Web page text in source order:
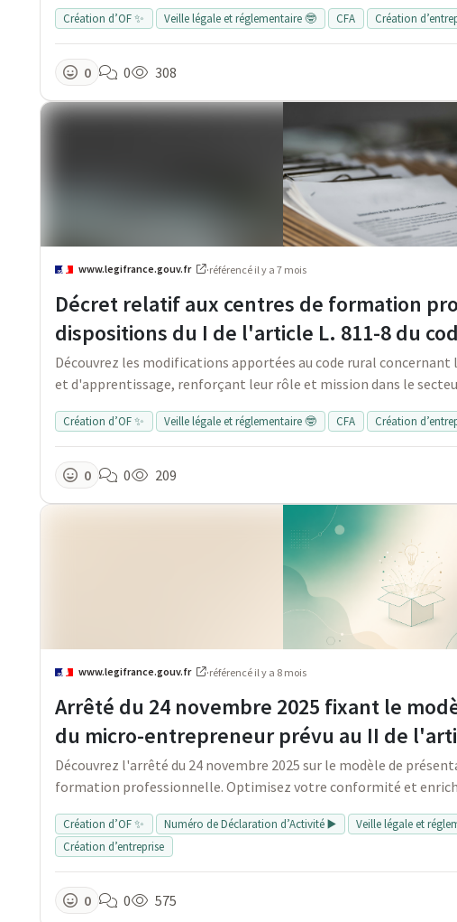
Création d’OF ✨ Veille légale et réglementaire 🤓 CFA Création
0 0 308
www.legifrance.gouv.fr ·référencé il y a 7 mois
Décret relatif aux centres de formation
dispositions du I de l'article L. 811-8 du
Découvrez les modifications apportées au code rural
et d'apprentissage, renforçant leur rôle et mission dans le
Création d’OF ✨ Veille légale et réglementaire 🤓 CFA Création
0 0 209
www.legifrance.gouv.fr ·référencé il y a 8 mois
Arrêté du 24 novembre 2025 fixant le
du micro-entrepreneur prévu au II de
Découvrez l'arrêté du 24 novembre 2025 sur le modèle de
formation professionnelle. Optimisez votre conformité et
Création d’OF ✨ Numéro de Déclaration d’Activité ▶️ Veille légale et
Création d’entreprise
0 0 575